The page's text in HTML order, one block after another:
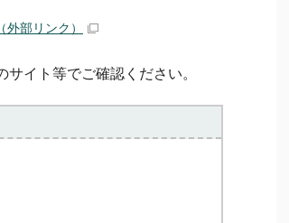
（外部リンク）
イト等でご確認ください。